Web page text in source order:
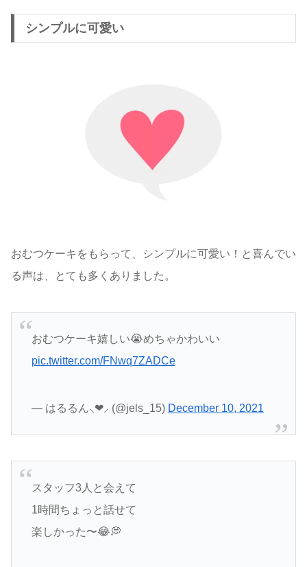
シンプルに可愛い
おむつケーキをもらって、シンプルに可愛い！と喜んでい
る声は、とても多くありました。
おむつケーキ嬉しい😭めちゃかわいい
pic.twitter.com/FNwq7ZADCe
— はるるん⸜❤︎⸝ (@jels_15) December 10, 2021
スタッフ3人と会えて
1時間ちょっと話せて
楽しかった〜😂💭